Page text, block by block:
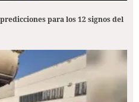
para los 12 signos del